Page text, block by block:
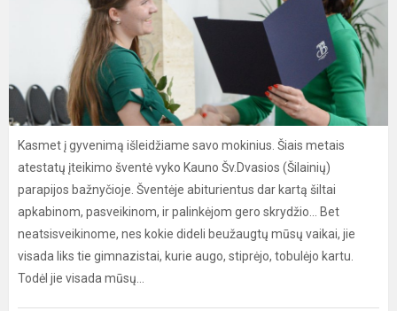
Kasmet į gyvenimą išleidžiame savo mokinius. Šiais metais
atestatų įteikimo šventė vyko Kauno Šv.Dvasios (Šilainių)
parapijos bažnyčioje. Šventėje abiturientus dar kartą šiltai
apkabinom, pasveikinom, ir palinkėjom gero skrydžio... Bet
neatsisveikinome, nes kokie dideli beužaugtų mūsų vaikai, jie
visada liks tie gimnazistai, kurie augo, stiprėjo, tobulėjo kartu.
Todėl jie visada mūsų...